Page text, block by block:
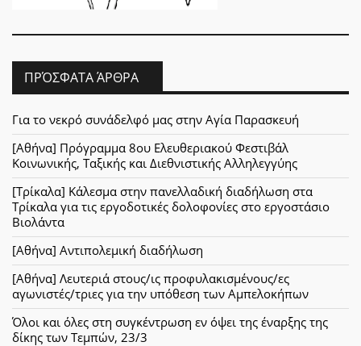
ΠΡΌΣΦΑΤΑ ΆΡΘΡΑ
Για το νεκρό συνάδελφό μας στην Αγία Παρασκευή
[Αθήνα] Πρόγραμμα 8ου Ελευθεριακού Φεστιβάλ
Κοινωνικής, Ταξικής και Διεθνιστικής Αλληλεγγύης
[Τρίκαλα] Κάλεσμα στην πανελλαδική διαδήλωση στα
Τρίκαλα για τις εργοδοτικές δολοφονίες στο εργοστάσιο
Βιολάντα
[Αθήνα] Αντιπολεμική διαδήλωση
[Αθήνα] Λευτεριά στους/ις προφυλακισμένους/ες
αγωνιστές/τριες για την υπόθεση των Αμπελοκήπων
Όλοι και όλες στη συγκέντρωση εν όψει της έναρξης της
δίκης των Τεμπών, 23/3